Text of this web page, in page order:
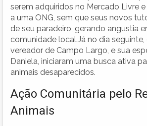
serem adquiridos no Mercado Livre
a uma ONG, sem que seus novos
de seu paradeiro, gerando angustia
comunidade local.Já no dia seguinte,
vereador de Campo Largo, e sua
Daniela, iniciaram uma busca ativa
animais desaparecidos.
Ação Comunitária pelo
Animais